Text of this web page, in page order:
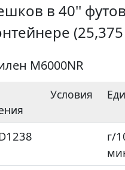
в 40''
(25,375
M6000NR
Условия
г/